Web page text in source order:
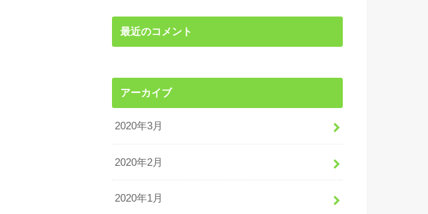
最近のコメント
アーカイブ
2020年3月
2020年2月
2020年1月